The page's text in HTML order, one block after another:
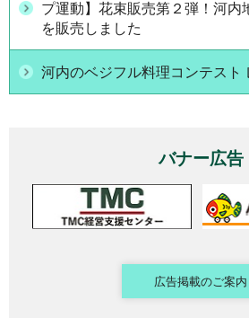
プ運動】花束販売第２弾！河内
を販売しました
河内のベジフル料理コンテスト
バナー広告
広告掲載のご案内